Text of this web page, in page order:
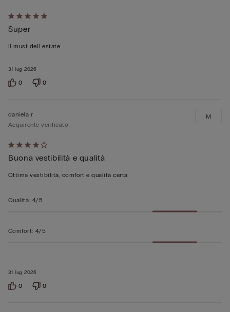
Valutato
5
su
31 lug 2026
Super
Il must dell estate
0 0
Valutato
4
su
31 lug 2026
daniela r
Acquirente verificato
Buona vestibilità e qualità
Ottima vestibilità, comfort e qualità certa
M
Qualità: 4/5
Comfort: 4/5
0 0